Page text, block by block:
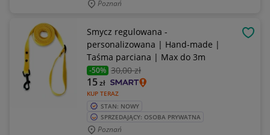
Poznań
Smycz regulowana -
personalizowana | Hand-made |
Taśma parciana | Max do 3m
-50% 30,00 zł
KUP TERAZ
15zł
STAN: NOWY
SPRZEDAJĄCY: OSOBA PRYWATNA
Poznań